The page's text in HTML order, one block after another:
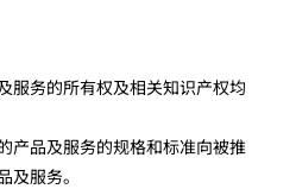
服务的所有权及相关知识产权均
产品及服务的规格和标准向被推
及服务。